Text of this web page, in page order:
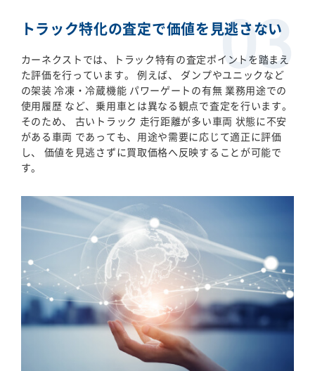
トラック特化の査定で価値を見逃さない
カーネクストでは、トラック特有の査定ポイントを踏まえ
た評価を行っています。 例えば、 ダンプやユニックなど
の架装 冷凍・冷蔵機能 パワーゲートの有無 業務用途での
使用履歴 など、乗用車とは異なる観点で査定を行います。
そのため、 古いトラック 走行距離が多い車両 状態に不安
がある車両 であっても、用途や需要に応じて適正に評価
し、 価値を見逃さずに買取価格へ反映することが可能で
す。